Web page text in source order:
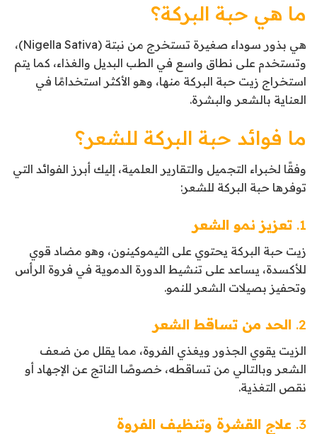
ما هي حبة البركة؟
هي بذور سوداء صغيرة تستخرج من نبتة (Nigella Sativa)،
وتستخدم على نطاق واسع في الطب البديل والغذاء، كما يتم
استخراج زيت حبة البركة منها، وهو الأكثر استخدامًا في
العناية بالشعر والبشرة.
ما فوائد حبة البركة للشعر؟
وفقًا لخبراء التجميل والتقارير العلمية، إليك أبرز الفوائد التي
توفرها حبة البركة للشعر:
1. تعزيز نمو الشعر
زيت حبة البركة يحتوي على الثيموكينون، وهو مضاد قوي
للأكسدة، يساعد على تنشيط الدورة الدموية في فروة الرأس
وتحفيز بصيلات الشعر للنمو.
2. الحد من تساقط الشعر
الزيت يقوي الجذور ويغذي الفروة، مما يقلل من ضعف
الشعر وبالتالي من تساقطه، خصوصًا الناتج عن الإجهاد أو
نقص التغذية.
3. علاج القشرة وتنظيف الفروة